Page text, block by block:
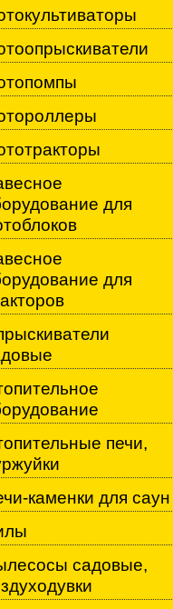
для
для
печи,
каменки для саун
садовые,